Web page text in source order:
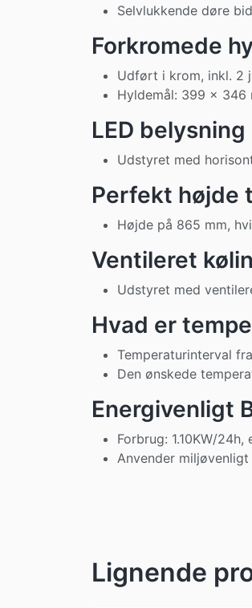
Selvlukkende døre
Forkromede
Udført i krom, inkl. 2
Hyldemål: 399 x 346
LED belysning
Udstyret med
Perfekt højde
Højde på 865 mm,
Ventileret
Udstyret med
Hvad er
Temperaturinterval
Den ønskede
Energivenligt
Forbrug: 1.10KW/24h,
Anvender
Lignende